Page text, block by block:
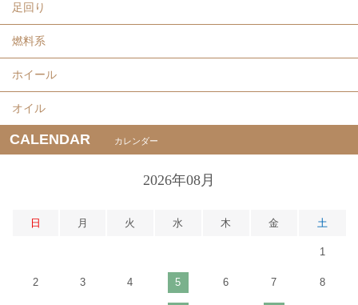
足回り
燃料系
ホイール
オイル
CALENDAR カレンダー
2026年08月
日 月 火 水 木 金 土
1
2 3 4 5 6 7 8